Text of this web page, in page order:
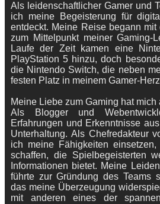
Als leidenschaftlicher Gamer und
ich meine Begeisterung für
entdeckt. Meine Reise begann mit
zum Mittelpunkt meiner Gaming-
Laufe der Zeit kamen eine
PlayStation 5 hinzu, doch
die Nintendo Switch, die neben
festen Platz in meinem Gamer-
Meine Liebe zum Gaming hat
Als Blogger und
Erfahrungen und Erkenntnisse
Unterhaltung. Als Chefredakteur
ich meine Fähigkeiten
schaffen, die Spielbegeisterten
Informationen bietet. Meine
führte zur Gründung des Teams
das meine Überzeugung
mit anderen eines der